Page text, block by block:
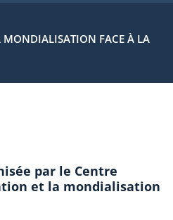
MONDIALISATION FACE À LA
par le Centre
et la mondialisation